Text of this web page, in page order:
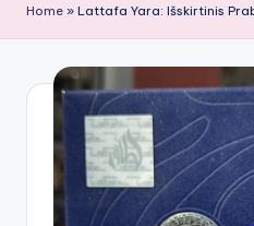
Home » Lattafa Yara: Išskirtinis